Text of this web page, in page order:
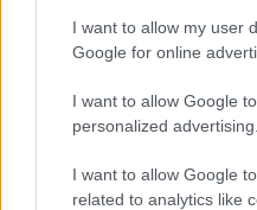
I want to allow my user
Google for online
I want to allow Google
personalized advertising.
I want to allow Google
related to analytics like
Lodovico Festa, 30
Nicolaporro.it è anche su
essere sempre